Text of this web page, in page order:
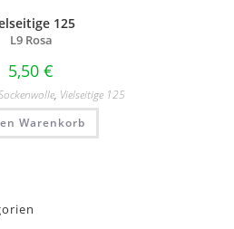
125
L9 Rosa
5,50 €
, Vielseitige 125
Warenkorb